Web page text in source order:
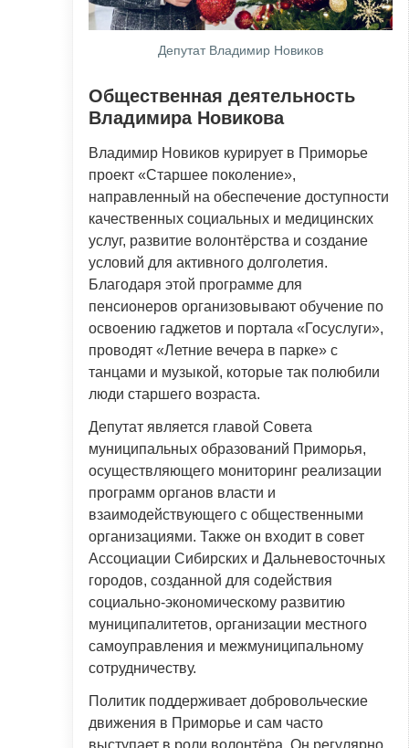
Депутат Владимир Новиков
Общественная деятельность
Владимира Новикова
Владимир Новиков курирует в Приморье
проект «Старшее поколение»,
направленный на обеспечение доступности
качественных социальных и медицинских
услуг, развитие волонтёрства и создание
условий для активного долголетия.
Благодаря этой программе для
пенсионеров организовывают обучение по
освоению гаджетов и портала «Госуслуги»,
проводят «Летние вечера в парке» с
танцами и музыкой, которые так полюбили
люди старшего возраста.
Депутат является главой Совета
муниципальных образований Приморья,
осуществляющего мониторинг реализации
программ органов власти и
взаимодействующего с общественными
организациями. Также он входит в совет
Ассоциации Сибирских и Дальневосточных
городов, созданной для содействия
социально-экономическому развитию
муниципалитетов, организации местного
самоуправления и межмуниципальному
сотрудничеству.
Политик поддерживает добровольческие
движения в Приморье и сам часто
выступает в роли волонтёра. Он регулярно